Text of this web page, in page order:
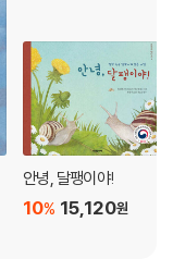
안녕, 달팽이야!
15,120원
10%